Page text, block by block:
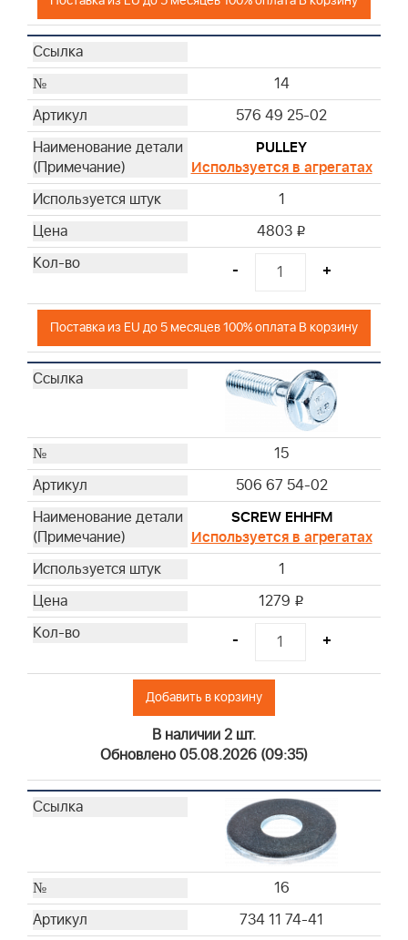
14
576 49 25-02
PULLEY
Используется в агрегатах
1
4803 i
- +
Поставка из EU до 5 месяцев 100% оплата В корзину
15
506 67 54-02
SCREW EHHFM
Используется в агрегатах
1
1279 i
- +
Добавить в корзину
В наличии 2 шт.
Обновлено 05.08.2026 (09:35)
16
734 11 74-41